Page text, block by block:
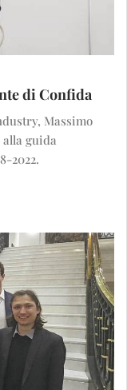
di Confida
Massimo
guida
2022.